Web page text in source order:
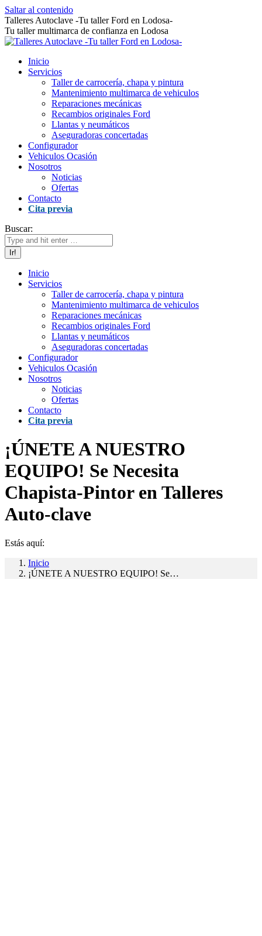
Saltar al contenido
Talleres Autoclave -Tu taller Ford en Lodosa-
Tu taller multimarca de confianza en Lodosa
Inicio
Servicios
Taller de carrocería, chapa y pintura
Mantenimiento multimarca de vehiculos
Reparaciones mecánicas
Recambios originales Ford
Llantas y neumáticos
Aseguradoras concertadas
Configurador
Vehiculos Ocasión
Nosotros
Noticias
Ofertas
Contacto
Cita previa
Buscar:
Inicio
Servicios
Taller de carrocería, chapa y pintura
Mantenimiento multimarca de vehiculos
Reparaciones mecánicas
Recambios originales Ford
Llantas y neumáticos
Aseguradoras concertadas
Configurador
Vehiculos Ocasión
Nosotros
Noticias
Ofertas
Contacto
Cita previa
¡ÚNETE A NUESTRO
EQUIPO! Se Necesita
Chapista-Pintor en Talleres
Auto-clave
Estás aquí:
Inicio
¡ÚNETE A NUESTRO EQUIPO! Se…